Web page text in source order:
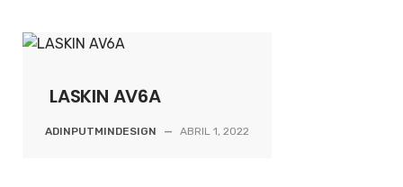
LASKIN AV6A
ADINPUTMINDESIGN — ABRIL 1, 2022